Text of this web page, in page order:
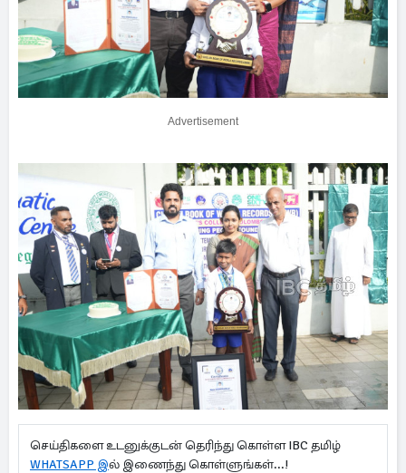
Advertisement
செய்திகளை உடனுக்குடன் தெரிந்து கொள்ள IBC தமிழ்
WHATSAPP இல் இணைந்து கொள்ளுங்கள்...!